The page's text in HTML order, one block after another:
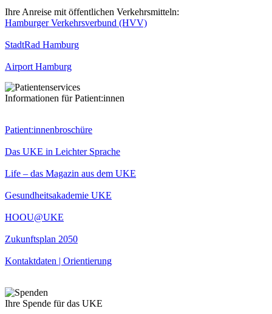
Ihre Anreise mit öffentlichen Verkehrsmitteln:
Hamburger Verkehrsverbund (HVV)
StadtRad Hamburg
Airport Hamburg
Informationen für Patient:innen
Patient:innenbroschüre
Das UKE in Leichter Sprache
Life – das Magazin aus dem UKE
Gesundheitsakademie UKE
HOOU@UKE
Zukunftsplan 2050
Kontaktdaten | Orientierung
Ihre Spende für das UKE